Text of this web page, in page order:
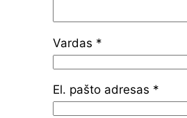
Vardas *
El. pašto adresas *